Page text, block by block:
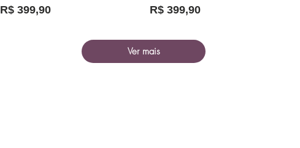
Preço
R$ 399,90 Preço
R$ 399,90
Ver mais